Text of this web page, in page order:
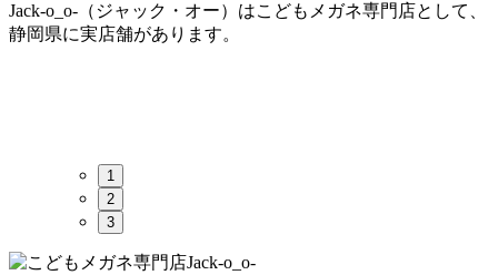
Jack-o_o-（ジャック・オー）はこどもメガネ専門店として、
静岡県に実店舗があります。
1
2
3